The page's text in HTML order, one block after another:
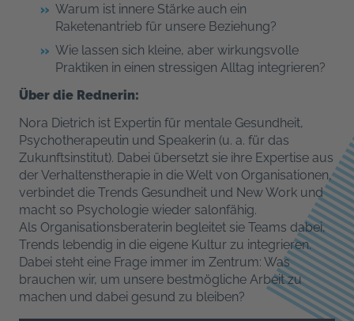
Warum ist innere Stärke auch ein
Raketenantrieb für unsere Beziehung?
Wie lassen sich kleine, aber wirkungsvolle
Praktiken in einen stressigen Alltag integrieren?
Über die Rednerin:
Nora Dietrich ist Expertin für mentale Gesundheit,
Psychotherapeutin und Speakerin (u. a. für das
Zukunftsinstitut). Dabei übersetzt sie ihre Expertise aus
der Verhaltenstherapie in die Welt von Organisationen,
verbindet die Trends Gesundheit und New Work und
macht so Psychologie wieder salonfähig.
Als Organisationsberaterin begleitet sie Teams dabei,
Trends lebendig in die eigene Kultur zu integrieren.
Dabei steht eine Frage immer im Zentrum: Was
brauchen wir, um unsere bestmögliche Arbeit zu
machen und dabei gesund zu bleiben?